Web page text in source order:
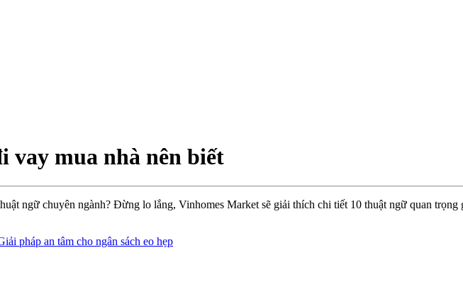
vay mua nhà nên biết
ngữ chuyên ngành? Đừng lo lắng, Vinhomes Market sẽ giải thích chi tiết 10 thuật ngữ quan
pháp an tâm cho ngân sách eo hẹp